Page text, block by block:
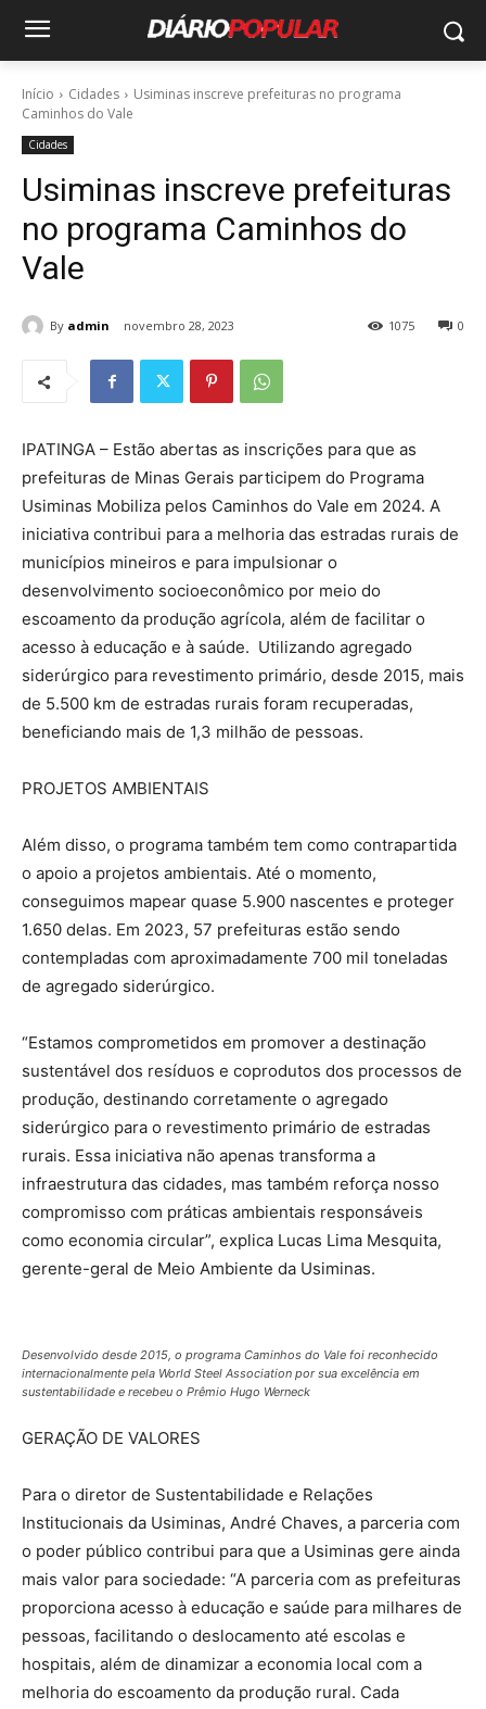
Início Cidades
Usiminas inscreve prefeituras no programa
Caminhos do Vale
Cidades
Usiminas inscreve prefeituras
no programa Caminhos do
Vale
By admin novembro 28, 2023 0
1075
IPATINGA – Estão abertas as inscrições para que as
prefeituras de Minas Gerais participem do Programa
Usiminas Mobiliza pelos Caminhos do Vale em 2024. A
iniciativa contribui para a melhoria das estradas rurais de
municípios mineiros e para impulsionar o
desenvolvimento socioeconômico por meio do
escoamento da produção agrícola, além de facilitar o
acesso à educação e à saúde. Utilizando agregado
siderúrgico para revestimento primário, desde 2015, mais
de 5.500 km de estradas rurais foram recuperadas,
beneficiando mais de 1,3 milhão de pessoas.
PROJETOS AMBIENTAIS
Além disso, o programa também tem como contrapartida
o apoio a projetos ambientais. Até o momento,
conseguimos mapear quase 5.900 nascentes e proteger
1.650 delas. Em 2023, 57 prefeituras estão sendo
contempladas com aproximadamente 700 mil toneladas
de agregado siderúrgico.
“Estamos comprometidos em promover a destinação
sustentável dos resíduos e coprodutos dos processos de
produção, destinando corretamente o agregado
siderúrgico para o revestimento primário de estradas
rurais. Essa iniciativa não apenas transforma a
infraestrutura das cidades, mas também reforça nosso
compromisso com práticas ambientais responsáveis
como economia circular”, explica Lucas Lima Mesquita,
gerente-geral de Meio Ambiente da Usiminas.
Desenvolvido desde 2015, o programa Caminhos do Vale foi reconhecido
internacionalmente pela World Steel Association por sua excelência em
sustentabilidade e recebeu o Prêmio Hugo Werneck
GERAÇÃO DE VALORES
Para o diretor de Sustentabilidade e Relações
Institucionais da Usiminas, André Chaves, a parceria com
o poder público contribui para que a Usiminas gere ainda
mais valor para sociedade: “A parceria com as prefeituras
proporciona acesso à educação e saúde para milhares de
pessoas, facilitando o deslocamento até escolas e
hospitais, além de dinamizar a economia local com a
melhoria do escoamento da produção rural. Cada